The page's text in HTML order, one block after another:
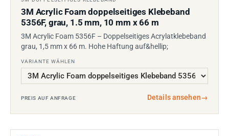
3M Acrylic Foam doppelseitiges Klebeband
5356F, grau, 1.5 mm, 10 mm x 66 m
3M Acrylic Foam 5356F – Doppelseitiges Acrylatklebeband
grau, 1,5 mm x 66 m. Hohe Haftung auf&hellip;
VARIANTE WÄHLEN
PREIS AUF ANFRAGE Details ansehen→